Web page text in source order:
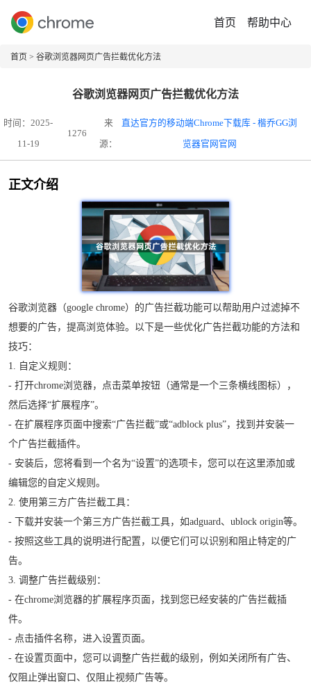
首页 帮助中心
首页 > 谷歌浏览器网页广告拦截优化方法
谷歌浏览器网页广告拦截优化方法
时间：2025-
11-19
1276
来
源：
直达官方的移动端Chrome下载库 - 楷乔GG浏
览器官网官网
正文介绍
谷歌浏览器（google chrome）的广告拦截功能可以帮助用户过滤掉不
想要的广告，提高浏览体验。以下是一些优化广告拦截功能的方法和
技巧：
1. 自定义规则：
- 打开chrome浏览器，点击菜单按钮（通常是一个三条横线图标），
然后选择“扩展程序”。
- 在扩展程序页面中搜索“广告拦截”或“adblock plus”，找到并安装一
个广告拦截插件。
- 安装后，您将看到一个名为“设置”的选项卡，您可以在这里添加或
编辑您的自定义规则。
2. 使用第三方广告拦截工具：
- 下载并安装一个第三方广告拦截工具，如adguard、ublock origin等。
- 按照这些工具的说明进行配置，以便它们可以识别和阻止特定的广
告。
3. 调整广告拦截级别：
- 在chrome浏览器的扩展程序页面，找到您已经安装的广告拦截插
件。
- 点击插件名称，进入设置页面。
- 在设置页面中，您可以调整广告拦截的级别，例如关闭所有广告、
仅阻止弹出窗口、仅阻止视频广告等。